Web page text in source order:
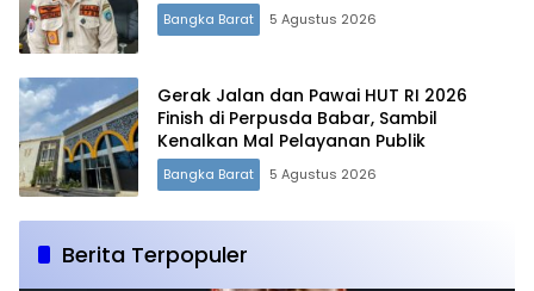
Bangka Barat 5 Agustus 2026
Gerak Jalan dan Pawai HUT RI 2026
Finish di Perpusda Babar, Sambil
Kenalkan Mal Pelayanan Publik
Bangka Barat 5 Agustus 2026
Berita Terpopuler